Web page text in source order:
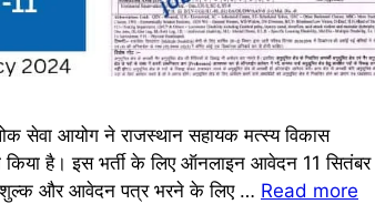
सेवा आयोग ने राजस्थान सहायक मत्स्य विकास
किया है। इस भर्ती के लिए ऑनलाइन आवेदन 11 सितंबर
शुल्क और आवेदन पत्र भरने के लिए … Read more